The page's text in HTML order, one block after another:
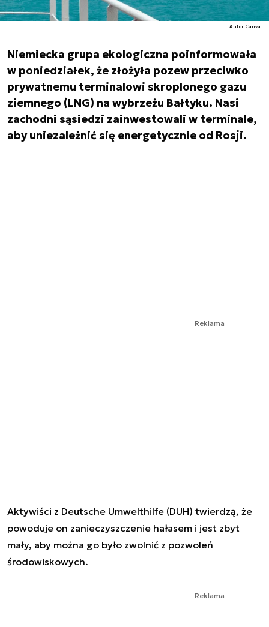
Autor. Canva
Niemiecka grupa ekologiczna poinformowała
w poniedziałek, że złożyła pozew przeciwko
prywatnemu terminalowi skroplonego gazu
ziemnego (LNG) na wybrzeżu Bałtyku. Nasi
zachodni sąsiedzi zainwestowali w terminale,
aby uniezależnić się energetycznie od Rosji.
Reklama
Aktywiści z Deutsche Umwelthilfe (DUH) twierdzą, że
powoduje on zanieczyszczenie hałasem i jest zbyt
mały, aby można go było zwolnić z pozwoleń
środowiskowych.
Reklama